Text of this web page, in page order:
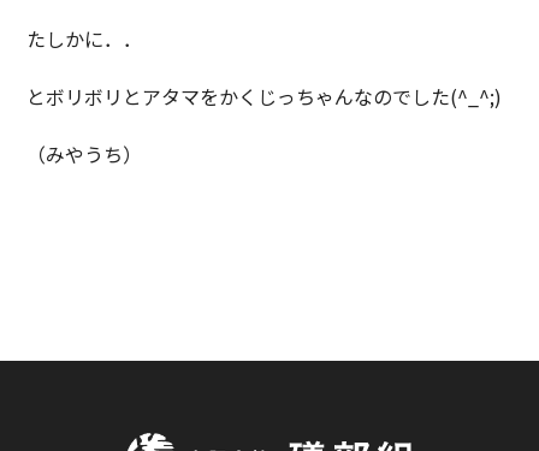
たしかに．．
とボリボリとアタマをかくじっちゃんなのでした(^_^;)
（みやうち）